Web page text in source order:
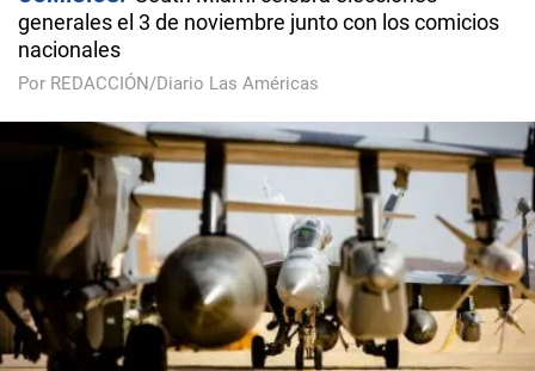
generales el 3 de noviembre junto con los comicios
nacionales
Por REDACCIÓN/Diario Las Américas